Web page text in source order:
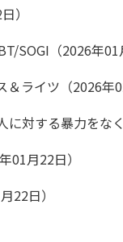
）
SOGI（2026年01
ライツ（2026年
対する暴力をな
01月22日）
22日）